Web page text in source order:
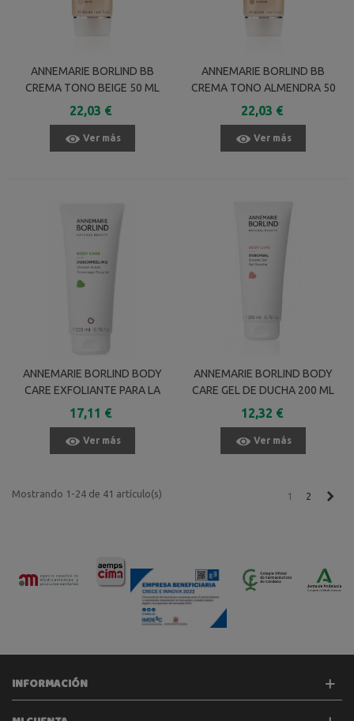
ANNEMARIE BORLIND BB
CREMA TONO BEIGE 50 ML
22,03 €
Ver más
ANNEMARIE BORLIND BB
CREMA TONO ALMENDRA 50
ML
22,03 €
Ver más
ANNEMARIE BORLIND BODY
CARE EXFOLIANTE PARA LA
DUCHA 200 ML
17,11 €
Ver más
ANNEMARIE BORLIND BODY
CARE GEL DE DUCHA 200 ML
12,32 €
Ver más
Mostrando 1-24 de 41 artículo(s) 1 2
INFORMACIÓN